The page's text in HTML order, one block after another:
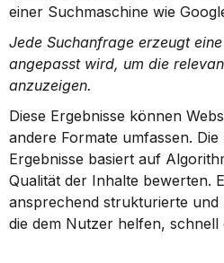
einer Suchmaschine wie
Jede Suchanfrage erzeugt eine
angepasst wird, um die
anzuzeigen.
Diese Ergebnisse können
andere Formate umfassen.
Ergebnisse basiert auf
Qualität der Inhalte bewerten.
ansprechend strukturierte
die dem Nutzer helfen, schnell